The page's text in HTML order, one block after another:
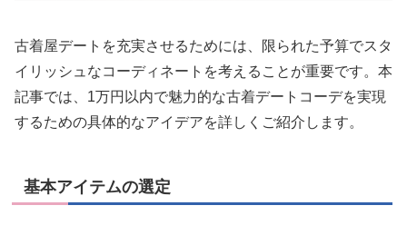
古着屋デートを充実させるためには、限られた予算でスタ
イリッシュなコーディネートを考えることが重要です。本
記事では、1万円以内で魅力的な古着デートコーデを実現
するための具体的なアイデアを詳しくご紹介します。
基本アイテムの選定